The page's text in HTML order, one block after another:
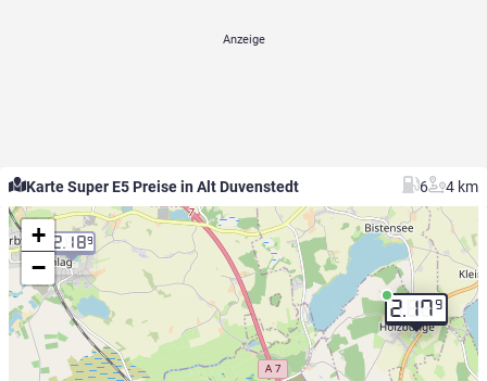
Karte Super E5 Preise in Alt Duvenstedt 6 4 km
2.179
2.189
+
−